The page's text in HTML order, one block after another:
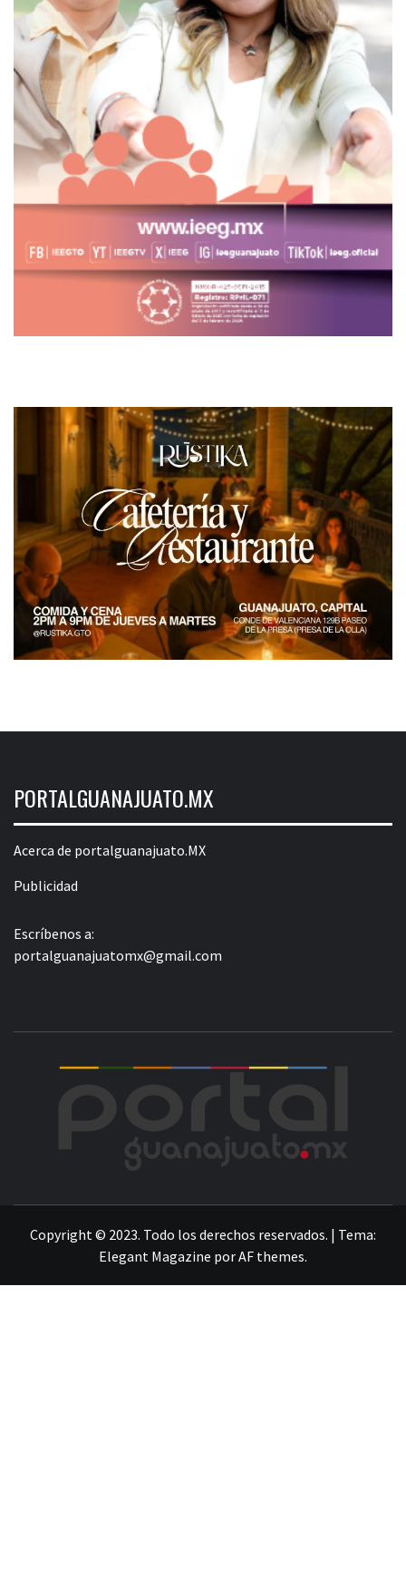
PORTALGUANAJUATO.MX
Acerca de portalguanajuato.MX
Publicidad
Escríbenos a:
portalguanajuatomx@gmail.com
Copyright © 2023. Todo los derechos reservados. | Tema:
Elegant Magazine porAF themes.